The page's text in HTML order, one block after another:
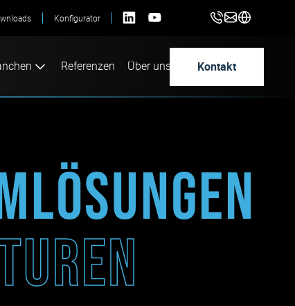
Konfigurator
Referenzen Über uns Kontakt